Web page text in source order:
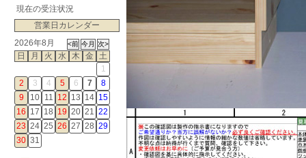
現在の受注状況
営業日カレンダー
2026年8月
日
月 火 水 木 金
土
1
2
3 4 5 6 7
8
9
10 11 12 13 14 15
16 17 18 19 20 21 22
23 24 25 26 27 28 29
30 31